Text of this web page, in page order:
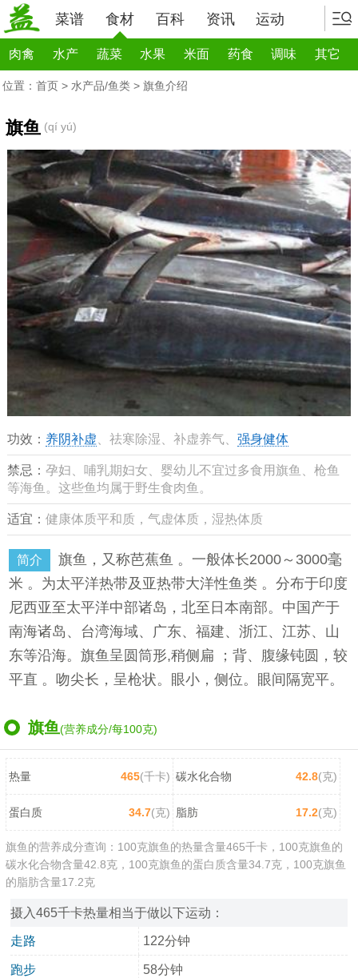
菜谱 食材 百科 资讯 运动
肉禽 水产 蔬菜 水果 米面 药食 调味 其它
位置： 首页 > 水产品/鱼类 > 旗鱼介绍
旗鱼 (qí yú)
功效： 养阴补虚、祛寒除湿、补虚养气、 强身健体
禁忌： 孕妇、哺乳期妇女、婴幼儿不宜过多食用旗鱼、枪鱼
等海鱼。这些鱼均属于野生食肉鱼。
适宜： 健康体质平和质，气虚体质，湿热体质
简介
旗鱼，又称芭蕉鱼 。一般体长2000～3000毫
米 。为太平洋热带及亚热带大洋性鱼类 。分布于印度
尼西亚至太平洋中部诸岛，北至日本南部。中国产于
南海诸岛、台湾海域、广东、福建、浙江、江苏、山
东等沿海。旗鱼呈圆筒形,稍侧扁 ；背、腹缘钝圆，较
平直 。吻尖长，呈枪状。眼小，侧位。眼间隔宽平。
旗鱼(营养成分/每100克)
热量 465(千卡) 碳水化合物 42.8(克)
蛋白质 34.7(克) 脂肪 17.2(克)
旗鱼的营养成分查询：100克旗鱼的热量含量465千卡，100克旗鱼的
碳水化合物含量42.8克，100克旗鱼的蛋白质含量34.7克，100克旗鱼
的脂肪含量17.2克
摄入465千卡热量相当于做以下运动：
走路 122分钟
跑步 58分钟